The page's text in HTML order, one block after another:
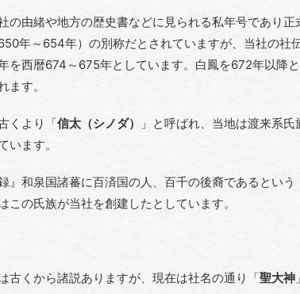
の由緒や地方の歴史書などに見られる私年号であり正
年～654年）の別称だとされていますが、当社の社
を西暦674～675年としています。白鳳を672年以降
ます。
くより「信太（シノダ） 」と呼ばれ、当地は渡来系氏
います。
』和泉国諸蕃に百済国の人、百千の後裔であるという
この氏族が当社を創建したとしています。
古くから諸説ありますが、現在は社名の通り「聖大神